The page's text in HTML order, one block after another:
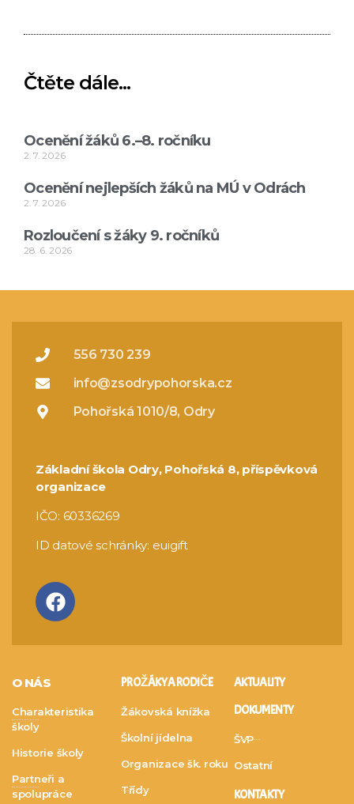
Čtěte dále...
Ocenění žáků 6.–8. ročníku
2. 7. 2026
Ocenění nejlepších žáků na MÚ v Odrách
2. 7. 2026
Rozloučení s žáky 9. ročníků
28. 6. 2026
556 730 239
info@zsodrypohorska.cz
Pohořská 1010/8, Odry
Základní škola Odry, Pohořská 8, příspěvková
organizace
IČO: 60336269
ID datové schránky: euigift
O NÁS
Charakteristika
školy
Historie školy
Partneři a
spolupráce
PRO ŽÁKY A RODIČE
Žákovská knížka
Školní jídelna
Organizace šk. roku
Třídy
AKTUALITY
DOKUMENTY
ŠVP
Ostatní
KONTAKTY